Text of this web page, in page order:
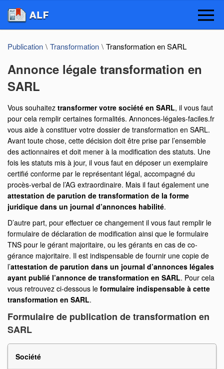
Publication Transformation Transformation en SARL
Annonce légale transformation en
SARL
Vous souhaitez transformer votre société en SARL, il vous faut
pour cela remplir certaines formalités. Annonces-légales-faciles.fr
vous aide à constituer votre dossier de transformation en SARL.
Avant toute chose, cette décision doit être prise par l’ensemble
des actionnaires et doit mener à la modification des statuts. Une
fois les statuts mis à jour, il vous faut en déposer un exemplaire
certifié conforme par le représentant légal, accompagné du
procès-verbal de l’AG extraordinaire. Mais il faut également une
attestation de parution de transformation de la forme
juridique dans un journal d’annonces habilité.
D’autre part, pour effectuer ce changement il vous faut remplir le
formulaire de déclaration de modification ainsi que le formulaire
TNS pour le gérant majoritaire, ou les gérants en cas de co-
gérance majoritaire. Il est indispensable de fournir une copie de
l’attestation de parution dans un journal d’annonces légales
ayant publié l’annonce de transformation en SARL. Pour cela
vous retrouvez ci-dessous le formulaire indispensable à cette
transformation en SARL.
Formulaire de publication de transformation en
SARL
Société